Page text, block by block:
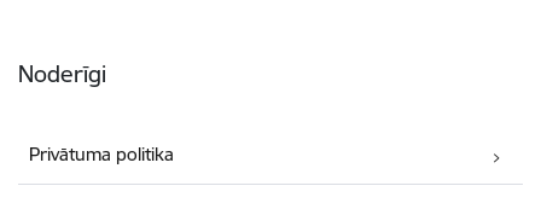
Noderīgi
Privātuma politika